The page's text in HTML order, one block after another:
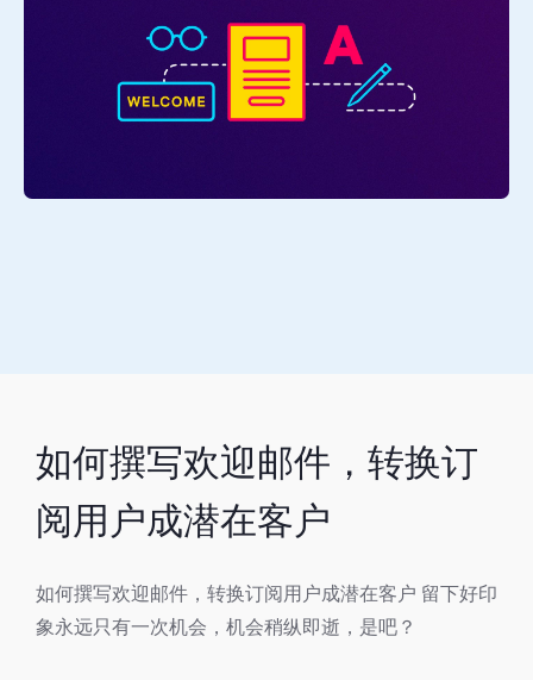
如何撰写欢迎邮件，转换订
阅用户成潜在客户
如何撰写欢迎邮件，转换订阅用户成潜在客户 留下好印
象永远只有一次机会，机会稍纵即逝，是吧？